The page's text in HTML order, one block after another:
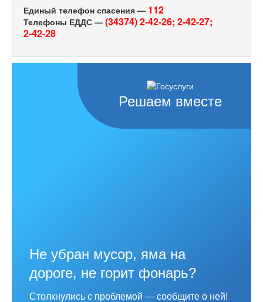
Единый телефон спасения — 112
Телефоны ЕДДС — (34374) 2-42-26; 2-42-27;
2-42-28
Решаем вместе
Не убран мусор, яма на
дороге, не горит фонарь?
Столкнулись с проблемой — сообщите о ней!